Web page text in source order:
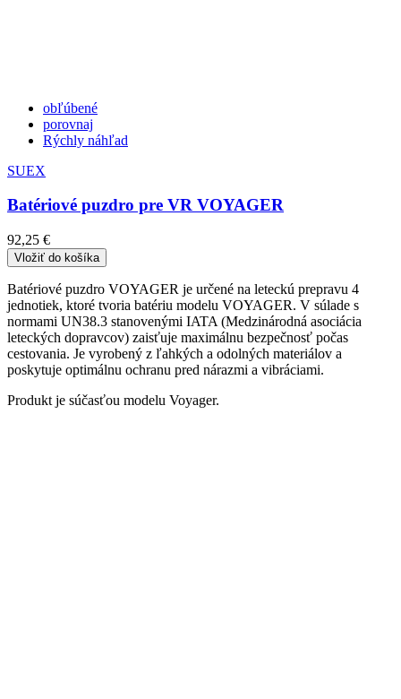
obľúbené
porovnaj
Rýchly náhľad
SUEX
Batériové puzdro pre VR VOYAGER
92,25 €
Vložiť do košíka
Batériové puzdro VOYAGER je určené na leteckú prepravu 4
jednotiek, ktoré tvoria batériu modelu VOYAGER. V súlade s
normami UN38.3 stanovenými IATA (Medzinárodná asociácia
leteckých dopravcov) zaisťuje maximálnu bezpečnosť počas
cestovania. Je vyrobený z ľahkých a odolných materiálov a
poskytuje optimálnu ochranu pred nárazmi a vibráciami.
Produkt je súčasťou modelu Voyager.